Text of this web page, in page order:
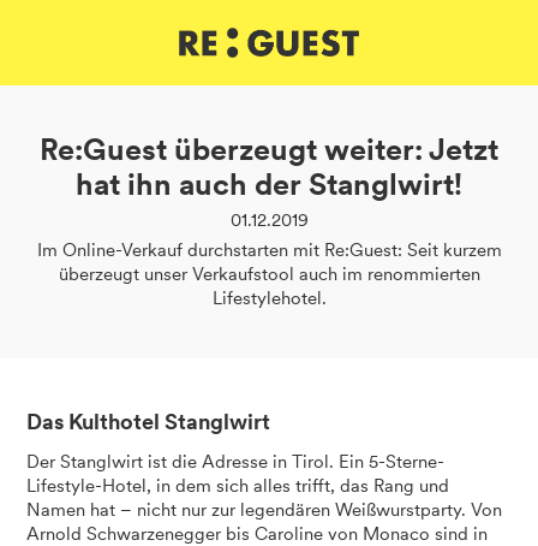
Re:Guest überzeugt weiter: Jetzt
hat ihn auch der Stanglwirt!
01.12.2019
Im Online-Verkauf durchstarten mit Re:Guest: Seit kurzem
überzeugt unser Verkaufstool auch im renommierten
Lifestylehotel.
Das Kulthotel Stanglwirt
Der Stanglwirt ist die Adresse in Tirol. Ein 5-Sterne-
Lifestyle-Hotel, in dem sich alles trifft, das Rang und
Namen hat – nicht nur zur legendären Weißwurstparty. Von
Arnold Schwarzenegger bis Caroline von Monaco sind in